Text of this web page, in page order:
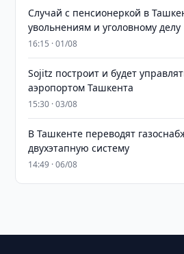
Случай с пенсионеркой в
увольнениям и уголовному делу
16:15 · 01/08
Sojitz построит и будет
аэропортом Ташкента
15:30 · 03/08
В Ташкенте переводят
двухэтапную систему
14:49 · 06/08